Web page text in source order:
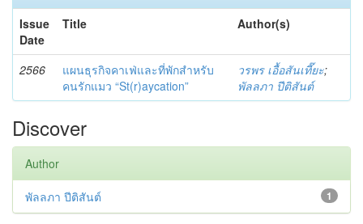
Issue
Date
Title Author(s)
2566
แผนธุรกิจคาเฟ่และที่พักสำหรับ
คนรักแมว “St(r)aycation”
วรพร เอื้อสันเที๊ยะ;
พัลลภา ปีติสันต์
Discover
Author
1
พัลลภา ปีติสันต์